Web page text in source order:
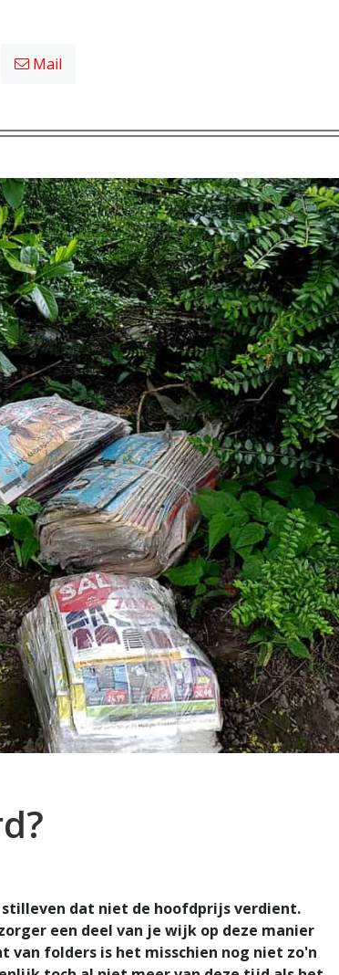
Mail
dat niet de hoofdprijs verdient.
een deel van je wijk op deze manier
folders is het misschien nog niet zo'n